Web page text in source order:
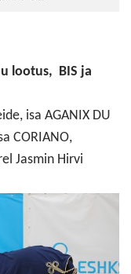
lootus, BIS ja
isa AGANIX DU
CORIANO,
Jasmin Hirvi